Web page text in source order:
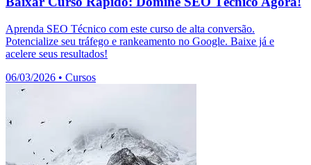
Aprenda SEO Técnico com este curso de alta conversão.
Potencialize seu tráfego e rankeamento no Google. Baixe já e
acelere seus resultados!
06/03/2026 • Cursos